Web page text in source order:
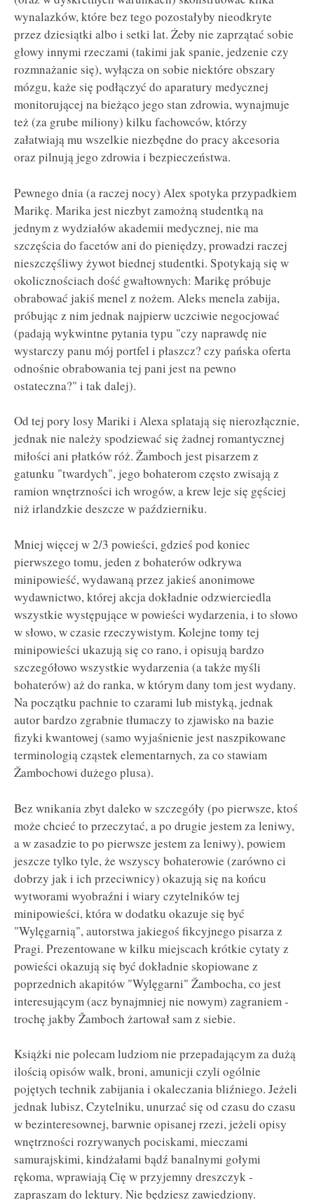
wynalazków, które bez tego pozostałyby nieodkryte
przez dziesiątki albo i setki lat. Żeby nie zaprzątać sobie
głowy innymi rzeczami (takimi jak spanie, jedzenie czy
rozmnażanie się), wyłącza on sobie niektóre obszary
mózgu, każe się podłączyć do aparatury medycznej
monitorującej na bieżąco jego stan zdrowia, wynajmuje
też (za grube miliony) kilku fachowców, którzy
załatwiają mu wszelkie niezbędne do pracy akcesoria
oraz pilnują jego zdrowia i bezpieczeństwa.
Pewnego dnia (a raczej nocy) Alex spotyka przypadkiem
Marikę. Marika jest niezbyt zamożną studentką na
jednym z wydziałów akademii medycznej, nie ma
szczęścia do facetów ani do pieniędzy, prowadzi raczej
nieszczęśliwy żywot biednej studentki. Spotykają się w
okolicznościach dość gwałtownych: Marikę próbuje
obrabować jakiś menel z nożem. Aleks menela zabija,
próbując z nim jednak najpierw uczciwie negocjować
(padają wykwintne pytania typu "czy naprawdę nie
wystarczy panu mój portfel i płaszcz? czy pańska oferta
odnośnie obrabowania tej pani jest na pewno
ostateczna?" i tak dalej).
Od tej pory losy Mariki i Alexa splatają się nierozłącznie,
jednak nie należy spodziewać się żadnej romantycznej
miłości ani płatków róż. Žamboch jest pisarzem z
gatunku "twardych", jego bohaterom często zwisają z
ramion wnętrzności ich wrogów, a krew leje się gęściej
niż irlandzkie deszcze w październiku.
Mniej więcej w 2/3 powieści, gdzieś pod koniec
pierwszego tomu, jeden z bohaterów odkrywa
minipowieść, wydawaną przez jakieś anonimowe
wydawnictwo, której akcja dokładnie odzwierciedla
wszystkie występujące w powieści wydarzenia, i to słowo
w słowo, w czasie rzeczywistym. Kolejne tomy tej
minipowieści ukazują się co rano, i opisują bardzo
szczegółowo wszystkie wydarzenia (a także myśli
bohaterów) aż do ranka, w którym dany tom jest wydany.
Na początku pachnie to czarami lub mistyką, jednak
autor bardzo zgrabnie tłumaczy to zjawisko na bazie
fizyki kwantowej (samo wyjaśnienie jest naszpikowane
terminologią cząstek elementarnych, za co stawiam
Žambochowi dużego plusa).
Bez wnikania zbyt daleko w szczegóły (po pierwsze, ktoś
może chcieć to przeczytać, a po drugie jestem za leniwy,
a w zasadzie to po pierwsze jestem za leniwy), powiem
jeszcze tylko tyle, że wszyscy bohaterowie (zarówno ci
dobrzy jak i ich przeciwnicy) okazują się na końcu
wytworami wyobraźni i wiary czytelników tej
minipowieści, która w dodatku okazuje się być
"Wylęgarnią", autorstwa jakiegoś fikcyjnego pisarza z
Pragi. Prezentowane w kilku miejscach krótkie cytaty z
powieści okazują się być dokładnie skopiowane z
poprzednich akapitów "Wylęgarni" Žambocha, co jest
interesującym (acz bynajmniej nie nowym) zagraniem -
trochę jakby Žamboch żartował sam z siebie.
Książki nie polecam ludziom nie przepadającym za dużą
ilością opisów walk, broni, amunicji czyli ogólnie
pojętych technik zabijania i okaleczania bliźniego. Jeżeli
jednak lubisz, Czytelniku, unurzać się od czasu do czasu
w bezinteresownej, barwnie opisanej rzezi, jeżeli opisy
wnętrzności rozrywanych pociskami, mieczami
samurajskimi, kindżałami bądź banalnymi gołymi
rękoma, wprawiają Cię w przyjemny dreszczyk -
zapraszam do lektury. Nie będziesz zawiedziony.